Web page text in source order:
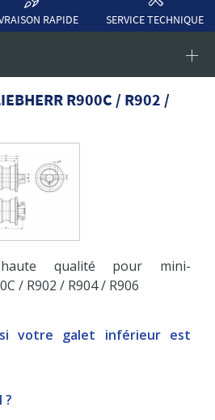
RAPIDE SERVICE TECHNIQUE
R900C / R902 /
qualité pour mini-
/ R902 / R904 / R906
si votre galet inférieur est
?